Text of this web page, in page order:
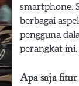
smartphone.
berbagai
pengguna
perangkat ini.
Apa saja fitur